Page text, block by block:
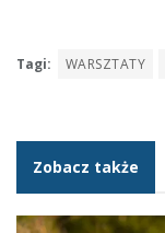
Tagi: WARSZTATY
Zobacz także